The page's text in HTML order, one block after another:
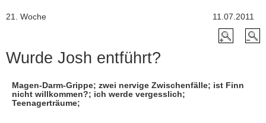
11.07.2011
21. Woche
Wurde Josh entführt?
Magen-Darm-Grippe; zwei nervige Zwischenfälle; ist Finn
nicht willkommen?; ich werde vergesslich;
Teenagerträume;